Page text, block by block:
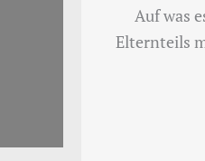
Auf was
Elternteils